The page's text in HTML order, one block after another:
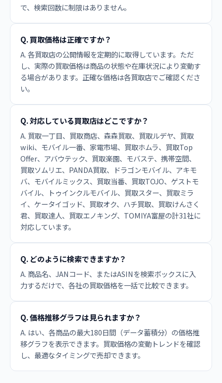
で、検索回数に制限はありません。
Q. 買取価格は正確ですか？
A. 各買取店の公開情報を定期的に取得しています。ただ
し、実際の買取価格は商品の状態や在庫状況により変動す
る場合があります。正確な価格は各買取店でご確認くださ
い。
Q. 対応している買取店はどこですか？
A. 買取一丁目、買取商店、森森買取、買取ルデヤ、買取
wiki、モバイル一番、家電市場、買取ホムラ、買取Top
Offer、アバウテック、買取楽園、モバステ、携帯空間、
買取ソムリエ、PANDA買取、ドラゴンモバイル、アキモ
バ、モバイルミックス、買取当番、買取TOJO、ゲストモ
バイル、トゥインクルモバイル、買取スター、買取ミラ
イ、ケータイゴッド、買取オク、ハチ買取、買取けんさく
君、買取達人、買取エノキング、TOMIYA富屋の計31社に
対応しています。
Q. どのように検索できますか？
A. 商品名、JANコード、またはASINを検索ボックスに入
力するだけで、各社の買取価格を一括で比較できます。
Q. 価格推移グラフは見られますか？
A. はい、各商品の最大180日間（データ蓄積分）の価格推
移グラフを表示できます。買取価格の変動トレンドを確認
し、最適なタイミングで売却できます。